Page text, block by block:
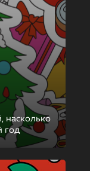
насколько
год